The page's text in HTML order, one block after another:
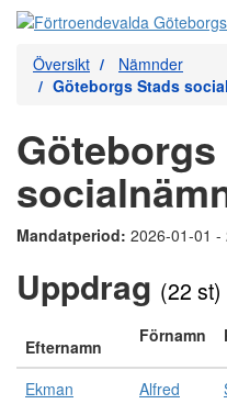
Översikt
Nämnder
Göteborgs Stads
Mandatperiod: 2026-01-01 -
Uppdrag (22 st)
Efternamn
Förnamn
Ekman Alfred